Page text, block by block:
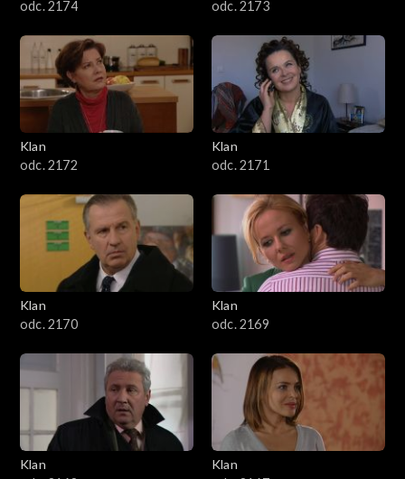
odc. 2174 odc. 2173
Klan
odc. 2172
Klan
odc. 2171
Klan
odc. 2170
Klan
odc. 2169
Klan
Klan